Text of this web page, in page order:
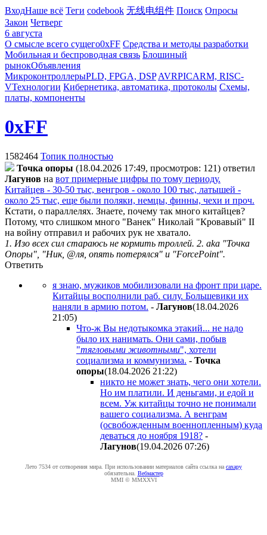
ВходНаше всё Теги codebook 无线电组件 Поиск Опросы
Закон Четверг
6 августа
О смысле всего сущего0xFF Средства и методы разработки
Мобильная и беспроводная связь Блошиный
рынокОбъявления
МикроконтроллерыPLD, FPGA, DSP AVRPICARM, RISC-
VТехнологии Кибернетика, автоматика, протоколы Схемы,
платы, компоненты
0xFF
1582464 Топик полностью
Toчкa oпopы (18.04.2026 17:49, просмотров: 121) ответил
Лaгyнoв на вот примерные цифры по тому периоду.
Китайцев - 30-50 тыс, венгров - около 100 тыс, латышей -
около 25 тыс, еще были поляки, немцы, финны, чехи и проч.
Кстати, о параллелях. Знаете, почему так много китайцев?
Потому, что слишком много "Ванек" Николай "Кровавый" II
на войну отправил и рабочих рук не хватало.
1. Изо всех сил стараюсь не кормить троллей. 2. aka "Точка
Опоры", "Ник, @ля, опять потерялся" и "ForcePoint".
Ответить
я знаю, мужиков мобилизовали на фронт при царе.
Китайцы восполнили раб. силу. Большевики их
наняли в армию потом. - Лaгyнoв(18.04.2026
21:05)
Что-ж Вы недотыкомка этакий... не надо
было их нанимать. Они сами, побыв
"тягловыми животными", хотели
социализма и коммунизма. - Toчкa
oпopы(18.04.2026 21:22)
никто не может знать, чего они хотели.
Но им платили. И деньгами, и едой и
всем. Уж китайцы точно не понимали
вашего социализма. А венграм
(освобожденным военнопленным) куда
деваться до ноября 1918? -
Лaгyнoв(19.04.2026 07:26)
Лето 7534 от сотворения мира. При использовании материалов сайта ссылка на caxapу
обязательна. Вебмастер
MMI © MMXXVI